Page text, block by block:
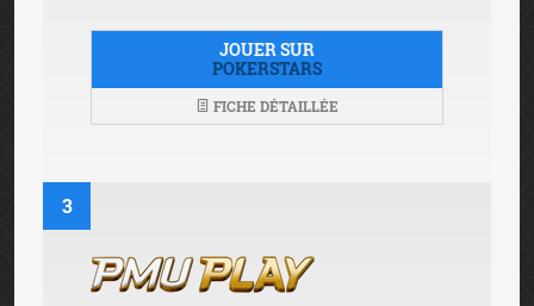
JOUER SUR
POKERSTARS
FICHE DÉTAILLÉE
3